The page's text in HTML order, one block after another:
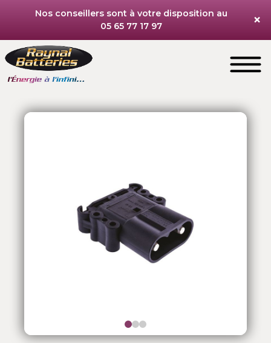
Nos conseillers sont à votre disposition au
05 65 77 17 97
×